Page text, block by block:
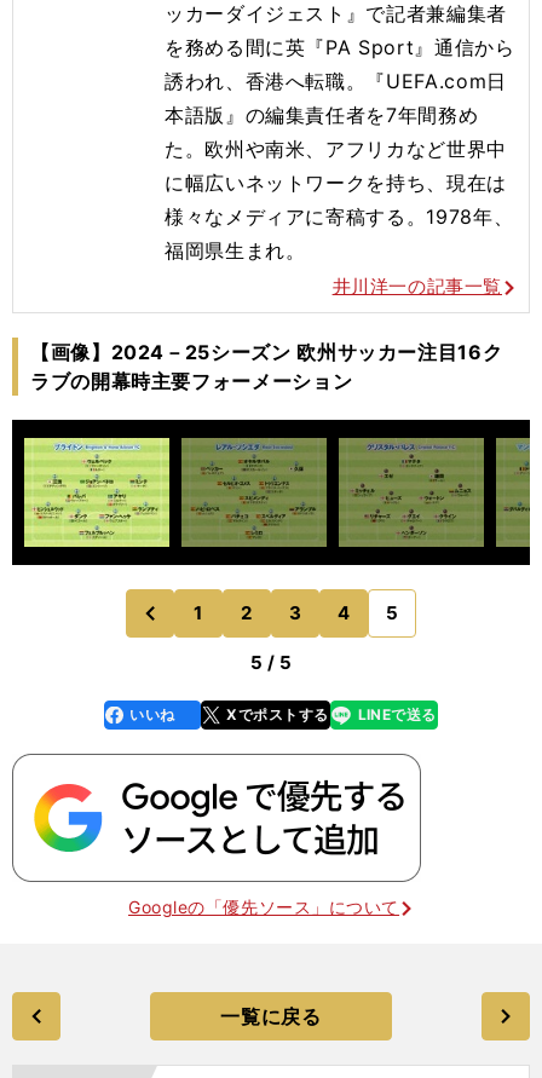
ッカーダイジェスト』で記者兼編集者
を務める間に英『PA Sport』通信から
誘われ、香港へ転職。『UEFA.com日
本語版』の編集責任者を7年間務め
た。欧州や南米、アフリカなど世界中
に幅広いネットワークを持ち、現在は
様々なメディアに寄稿する。1978年、
福岡県生まれ。
井川洋一の記事一覧
【画像】2024－25シーズン 欧州サッカー注目16ク
ラブの開幕時主要フォーメーション
前
のページへ
1 2 3 4 5
5 / 5
faceboo
k
いいね Xでポストする
line LINEで送る
Googleの「優先ソース」について
一覧に戻る